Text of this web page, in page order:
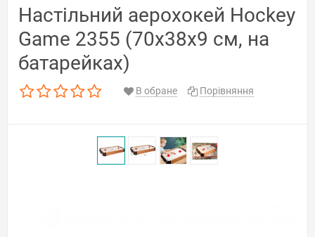
Настільний аерохокей Hockey
Game 2355 (70x38x9 см, на
батарейках)
В обране Порівняння